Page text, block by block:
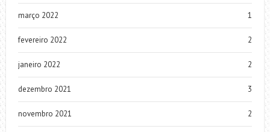
março 2022 1
fevereiro 2022 2
janeiro 2022 2
dezembro 2021 3
novembro 2021 2